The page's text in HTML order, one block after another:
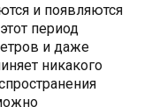
и появляются
период
и даже
никакого